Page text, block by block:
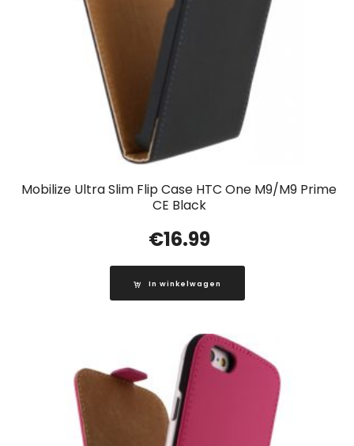
Mobilize Ultra Slim Flip Case HTC One M9/M9 Prime
CE Black
€16.99
In winkelwagen